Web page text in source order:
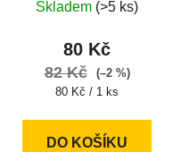
Skladem (>5 ks)
80 Kč
82 Kč
(–2 %)
Měrná
80 Kč / 1 ks
DO KOŠÍKU